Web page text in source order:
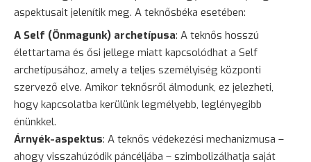
aspektusait jelenítik meg. A teknősbéka esetében:
A Self (Önmagunk) archetípusa: A teknős hosszú
élettartama és ősi jellege miatt kapcsolódhat a Self
archetípusához, amely a teljes személyiség központi
szervező elve. Amikor teknősről álmodunk, ez jelezheti,
hogy kapcsolatba kerülünk legmélyebb, leglényegibb
énünkkel.
Árnyék-aspektus: A teknős védekezési mechanizmusa –
ahogy visszahúzódik páncéljába – szimbolizálhatja saját